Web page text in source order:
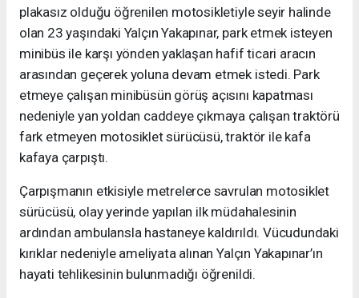
plakasız olduğu öğrenilen motosikletiyle seyir halinde
olan 23 yaşındaki Yalçın Yakapınar, park etmek isteyen
minibüs ile karşı yönden yaklaşan hafif ticari aracın
arasından geçerek yoluna devam etmek istedi. Park
etmeye çalışan minibüsün görüş açısını kapatması
nedeniyle yan yoldan caddeye çıkmaya çalışan traktörü
fark etmeyen motosiklet sürücüsü, traktör ile kafa
kafaya çarpıştı.
Çarpışmanın etkisiyle metrelerce savrulan motosiklet
sürücüsü, olay yerinde yapılan ilk müdahalesinin
ardından ambulansla hastaneye kaldırıldı. Vücudundaki
kırıklar nedeniyle ameliyata alınan Yalçın Yakapınar’ın
hayati tehlikesinin bulunmadığı öğrenildi.